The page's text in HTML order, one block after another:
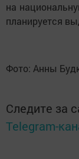
на
планируется
Фото: Анны
Следите за
Telegram-